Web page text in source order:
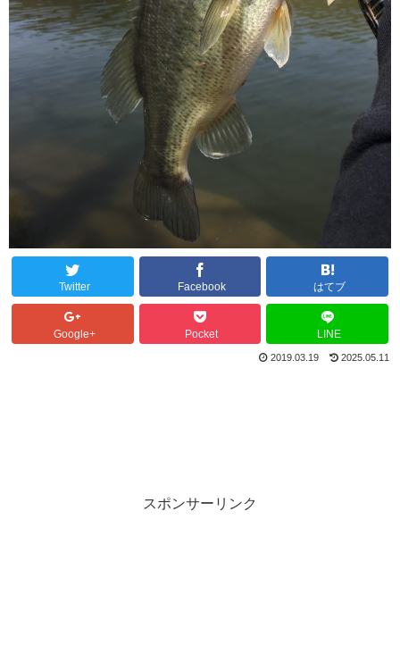
Twitter Facebook はてブ
Google+ Pocket LINE
2019.03.19 2025.05.11
スポンサーリンク